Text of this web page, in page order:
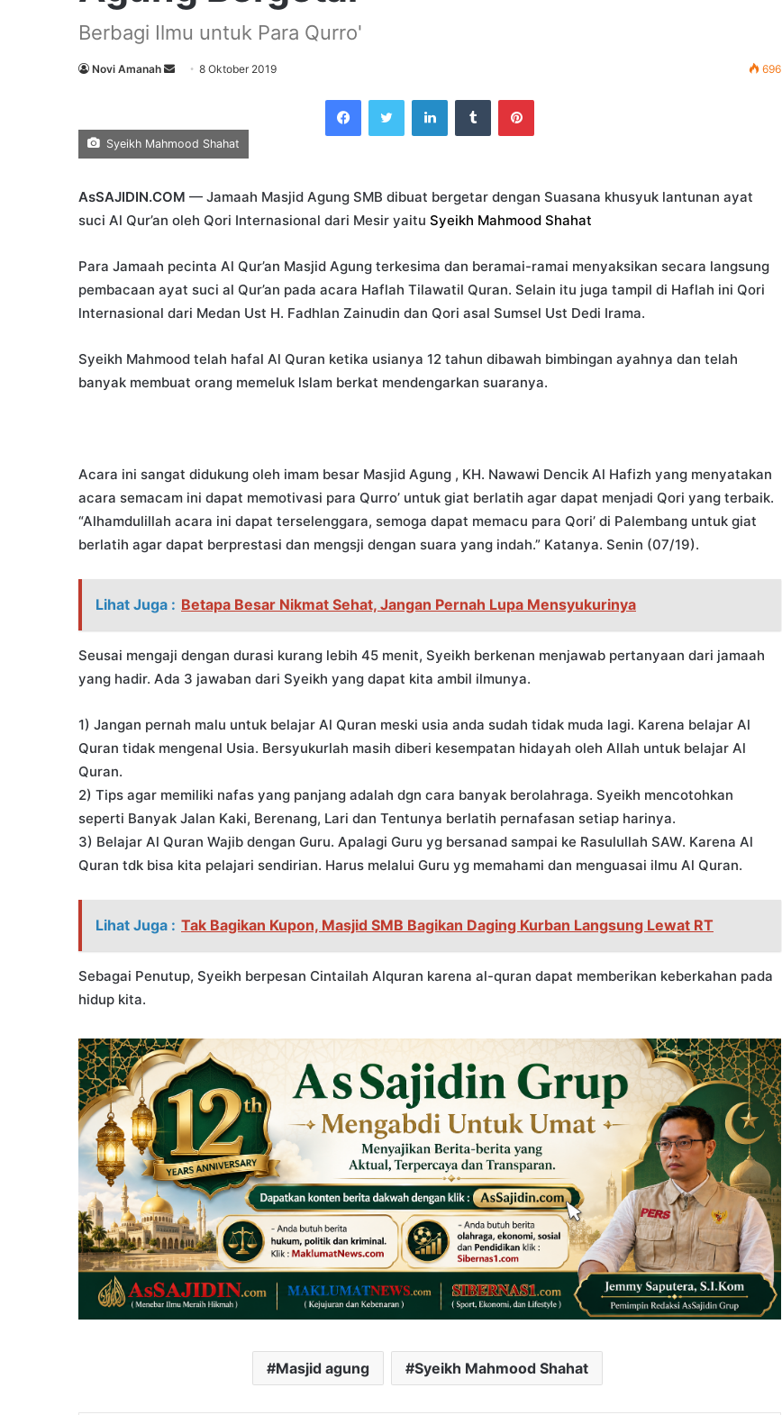
Berbagi Ilmu untuk Para Qurro'
Novi Amanah
Send8 Oktober 2019 696
FacebookTwitterLinkedInTumblrPinterest
Syeikh Mahmood Shahat
AsSAJIDIN.COM — Jamaah Masjid Agung SMB dibuat bergetar dengan Suasana khusyuk lantunan ayat
suci Al Qur’an oleh Qori Internasional dari Mesir yaitu Syeikh Mahmood Shahat
Para Jamaah pecinta Al Qur’an Masjid Agung terkesima dan beramai-ramai menyaksikan secara langsung
pembacaan ayat suci al Qur’an pada acara Haflah Tilawatil Quran. Selain itu juga tampil di Haflah ini Qori
lnternasional dari Medan Ust H. Fadhlan Zainudin dan Qori asal Sumsel Ust Dedi Irama.
Syeikh Mahmood telah hafal Al Quran ketika usianya 12 tahun dibawah bimbingan ayahnya dan telah
banyak membuat orang memeluk lslam berkat mendengarkan suaranya.
Acara ini sangat didukung oleh imam besar Masjid Agung , KH. Nawawi Dencik Al Hafizh yang menyatakan
acara semacam ini dapat memotivasi para Qurro’ untuk giat berlatih agar dapat menjadi Qori yang terbaik.
“Alhamdulillah acara ini dapat terselenggara, semoga dapat memacu para Qori’ di Palembang untuk giat
berlatih agar dapat berprestasi dan mengsji dengan suara yang indah.” Katanya. Senin (07/19).
Lihat Juga : Betapa Besar Nikmat Sehat, Jangan Pernah Lupa Mensyukurinya
Seusai mengaji dengan durasi kurang lebih 45 menit, Syeikh berkenan menjawab pertanyaan dari jamaah
yang hadir. Ada 3 jawaban dari Syeikh yang dapat kita ambil ilmunya.
1) Jangan pernah malu untuk belajar Al Quran meski usia anda sudah tidak muda lagi. Karena belajar Al
Quran tidak mengenal Usia. Bersyukurlah masih diberi kesempatan hidayah oleh Allah untuk belajar Al
Quran.
2) Tips agar memiliki nafas yang panjang adalah dgn cara banyak berolahraga. Syeikh mencotohkan
seperti Banyak Jalan Kaki, Berenang, Lari dan Tentunya berlatih pernafasan setiap harinya.
3) Belajar Al Quran Wajib dengan Guru. Apalagi Guru yg bersanad sampai ke Rasulullah SAW. Karena Al
Quran tdk bisa kita pelajari sendirian. Harus melalui Guru yg memahami dan menguasai ilmu Al Quran.
Lihat Juga : Tak Bagikan Kupon, Masjid SMB Bagikan Daging Kurban Langsung Lewat RT
Sebagai Penutup, Syeikh berpesan Cintailah Alquran karena al-quran dapat memberikan keberkahan pada
hidup kita.
Masjid agung Syeikh Mahmood Shahat